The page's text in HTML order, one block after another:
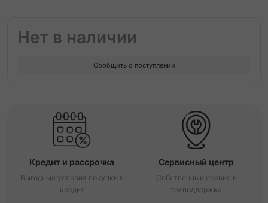
Нет в наличии
Сообщить о поступлении
Кредит и рассрочка
Выгодные условия покупки в
кредит
Сервисный центр
Собственный сервис и
техподдержка